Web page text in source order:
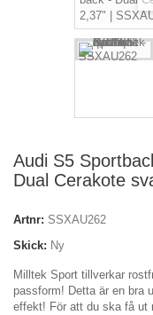
Audi S5
Dual Cerakote
Artnr: SSXAU262
Skick: Ny
Milltek Sport tillverkar
passform! Detta är en bra
effekt! För att du ska få ut